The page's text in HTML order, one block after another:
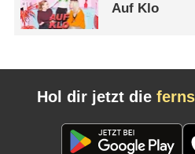
Auf Klo
Hol dir jetzt die